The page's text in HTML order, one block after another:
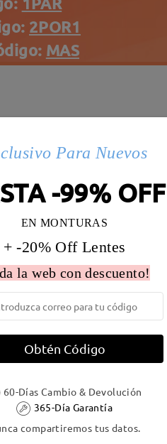
2POR1
MAS
5-7 días laborales
Para Nuevos
-99% OFF
EN MONTURAS
+ -20% Off Lentes
la web con descuento!
Obtén Código
60-Días Cambio & Devolución
365-Día Garantía
compartiremos tus datos.